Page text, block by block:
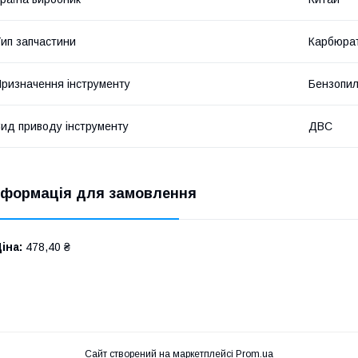
запчастини
інструменту
приводу інструменту ДВС
для замовлення
478,40 ₴
Сайт створений на маркетплейсі Prom.ua